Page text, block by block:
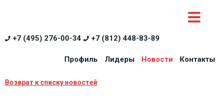
+7 (495) 276-00-34 +7 (812) 448-83-89
Профиль Лидеры Новости Контакты
Возврат к списку новостей